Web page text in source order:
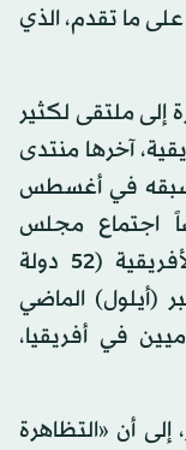
على ما تقدم، الذي
إلى ملتقى لكثير
آخرها منتدى
وسبقه في أغسطس
اجتماع مجلس
محافظي رؤساء البنوك المركزية الأفريقية (52 دولة
وفي سبتمبر (أيلول) الماضي
في أفريقيا،
أن «التظاهرة